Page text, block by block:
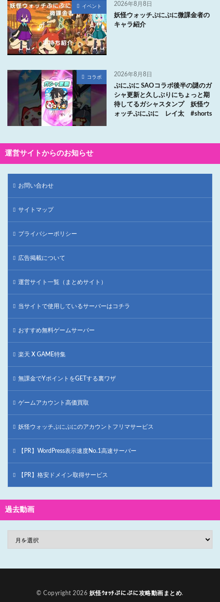
イベント 2026年8月8日
妖怪ウォッチぷにぷに微課金者の
キャラ紹介
コラボ 2026年8月8日
ぷにぷに SAOコラボ後半の謎のガ
シャ更新と久しぶりにちょっと期
待してるガシャスタンプ 妖怪ウ
ォッチぷにぷに レイ太 #shorts
運営サイトからのお知らせ
お問い合わせ
サイトマップ
プライバシーポリシー
広告掲載について
運営サイト一覧（まとめサイト）
当サイトで使用しているサーバーはコチラ
おすすめ無料ゲームサーバー
楽天 X GAME特集
無課金でYポイントをGETする裏ワザ
ゲームアカウント高価買取
妖怪ウォッチぷにぷにのアカウントフリマサービス
【PR】WordPress表示速度No.1高速サーバー
【PR】格安ドメイン取得サービス
過去動画
© Copyright 2026 妖怪ｳｫｯﾁぷにぷに攻略動画まとめ.